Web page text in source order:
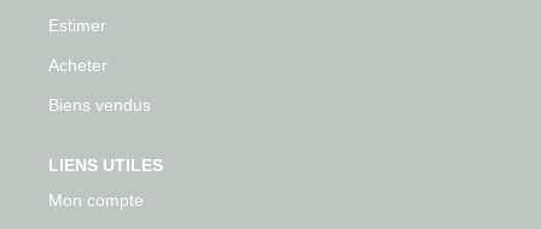
Estimer
Acheter
Biens vendus
LIENS UTILES
Mon compte